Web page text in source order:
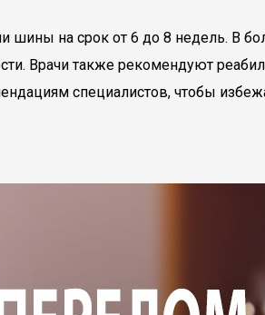
на срок от 6 до 8 недель. В
Врачи также рекомендуют
специалистов, чтобы